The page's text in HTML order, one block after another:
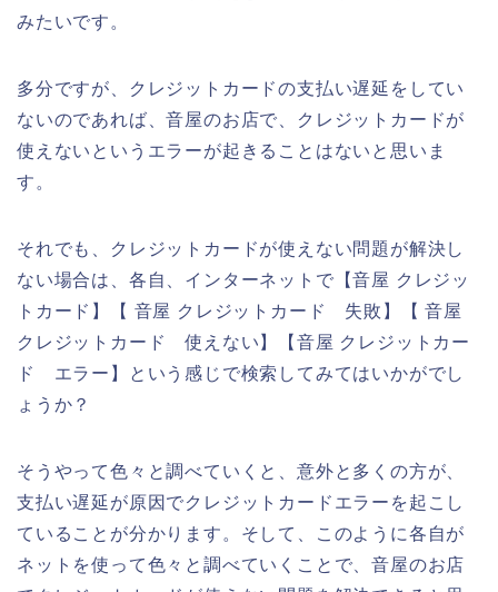
みたいです。
多分ですが、クレジットカードの支払い遅延をしてい
ないのであれば、音屋のお店で、クレジットカードが
使えないというエラーが起きることはないと思いま
す。
それでも、クレジットカードが使えない問題が解決し
ない場合は、各自、インターネットで【音屋 クレジッ
トカード】【 音屋 クレジットカード 失敗】【 音屋
クレジットカード 使えない】【音屋 クレジットカー
ド エラー】という感じで検索してみてはいかがでし
ょうか？
そうやって色々と調べていくと、意外と多くの方が、
支払い遅延が原因でクレジットカードエラーを起こし
ていることが分かります。そして、このように各自が
ネットを使って色々と調べていくことで、音屋のお店